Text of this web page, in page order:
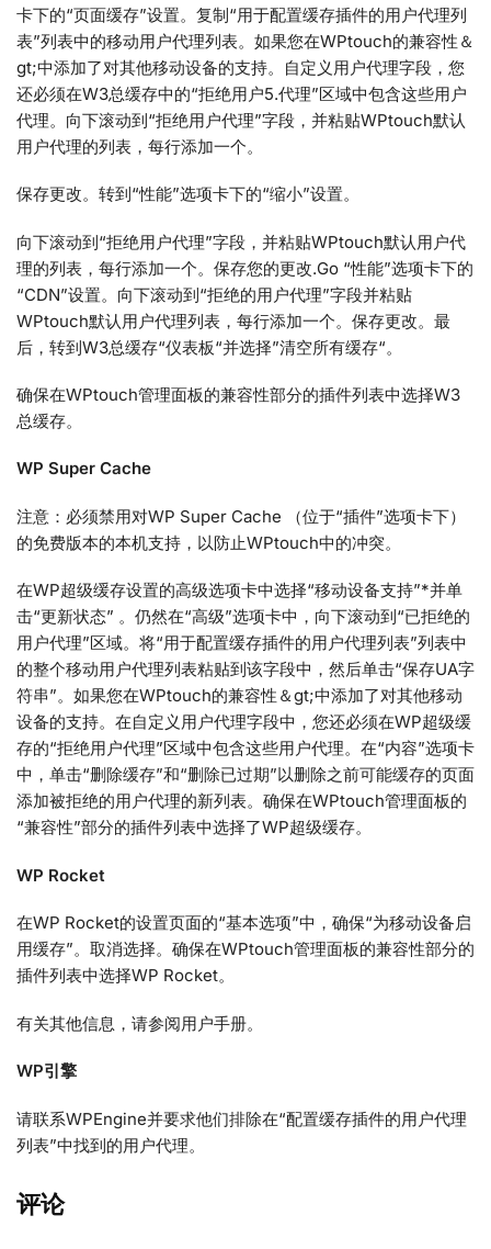
卡下的“页面缓存”设置。复制“用于配置缓存插件的用户代理列
表”列表中的移动用户代理列表。如果您在WPtouch的兼容性＆
gt;中添加了对其他移动设备的支持。自定义用户代理字段，您
还必须在W3总缓存中的“拒绝用户5.代理”区域中包含这些用户
代理。向下滚动到“拒绝用户代理”字段，并粘贴WPtouch默认
用户代理的列表，每行添加一个。
保存更改。转到“性能”选项卡下的“缩小”设置。
向下滚动到“拒绝用户代理”字段，并粘贴WPtouch默认用户代
理的列表，每行添加一个。保存您的更改.Go “性能”选项卡下的
“CDN”设置。向下滚动到“拒绝的用户代理”字段并粘贴
WPtouch默认用户代理列表，每行添加一个。保存更改。最
后，转到W3总缓存“仪表板“并选择”清空所有缓存“。
确保在WPtouch管理面板的兼容性部分的插件列表中选择W3
总缓存。
WP Super Cache
注意：必须禁用对WP Super Cache （位于“插件”选项卡下）
的免费版本的本机支持，以防止WPtouch中的冲突。
在WP超级缓存设置的高级选项卡中选择“移动设备支持”*并单
击“更新状态” 。仍然在“高级”选项卡中，向下滚动到“已拒绝的
用户代理”区域。将“用于配置缓存插件的用户代理列表”列表中
的整个移动用户代理列表粘贴到该字段中，然后单击“保存UA字
符串”。如果您在WPtouch的兼容性＆gt;中添加了对其他移动
设备的支持。在自定义用户代理字段中，您还必须在WP超级缓
存的“拒绝用户代理”区域中包含这些用户代理。在“内容”选项卡
中，单击“删除缓存”和“删除已过期”以删除之前可能缓存的页面
添加被拒绝的用户代理的新列表。确保在WPtouch管理面板的
“兼容性”部分的插件列表中选择了WP超级缓存。
WP Rocket
在WP Rocket的设置页面的“基本选项”中，确保“为移动设备启
用缓存”。取消选择。确保在WPtouch管理面板的兼容性部分的
插件列表中选择WP Rocket。
有关其他信息，请参阅用户手册。
WP引擎
请联系WPEngine并要求他们排除在“配置缓存插件的用户代理
列表”中找到的用户代理。
评论